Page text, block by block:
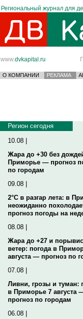
Региональный журнал для
www.dvkapital.ru
О КОМПАНИИ РЕКЛАМА
Регион сегодня
10.08 |
Жара до +30 без
Приморье — прогноз
по городам
09.08 |
2°C в разгар лета: в
неожиданно
прогноз погоды на
08.08 |
Жара до +27 и
ветер: погода в
августа — прогноз по
07.08 |
Ливни, грозы и туман:
в Приморье 7 августа
прогноз по городам
06.08 |